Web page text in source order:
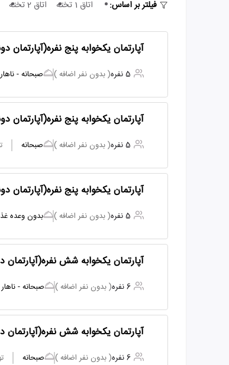
فیلتر بر اساس: اتاق 1 تخته اتاق 2 تخته
آپارتمان یکخوابه پنج
5 نفره ( بدون نفر اضافه ) صبحانه -
آپارتمان یکخوابه پنج
5 نفره ( بدون نفر اضافه ) صبحانه
آپارتمان یکخوابه پنج
5 نفره ( بدون نفر اضافه ) بدون وعده
آپارتمان یکخوابه شش
6 نفره ( بدون نفر اضافه ) صبحانه -
آپارتمان یکخوابه شش
6 نفره ( بدون نفر اضافه ) صبحانه